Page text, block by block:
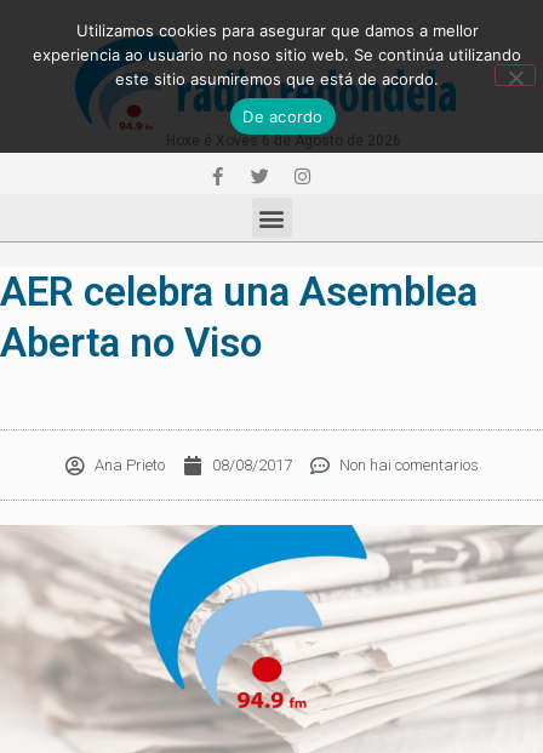
AER celebra una Asemblea
Aberta no Viso
Ana Prieto 08/08/2017 Non hai comentarios
Utilizamos cookies para asegurar que damos a mellor
experiencia ao usuario no noso sitio web. Se continúa utilizando
este sitio asumiremos que está de acordo.
De acordo